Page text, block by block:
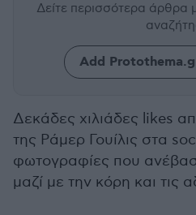
Δείτε περισσότερα άρθρα
Add
Δεκάδες χιλιάδες likes
της Ράμερ Γουίλις στα
φωτογραφίες που
μαζί με την κόρη και τις